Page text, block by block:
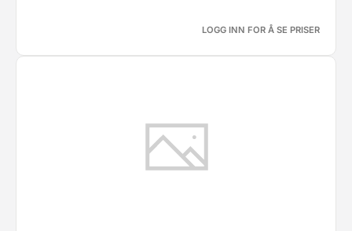
LOGG INN FOR Å SE PRISER